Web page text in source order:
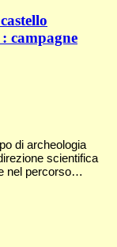
campagne
di archeologia
scientifica
nel percorso…